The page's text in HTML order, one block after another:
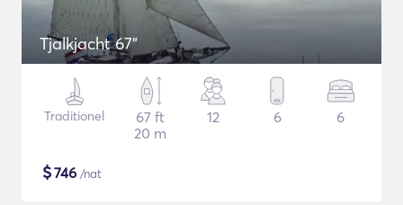
Tjalkjacht 67"
Traditionel
67 ft
20 m
12 6 6
$746 /nat